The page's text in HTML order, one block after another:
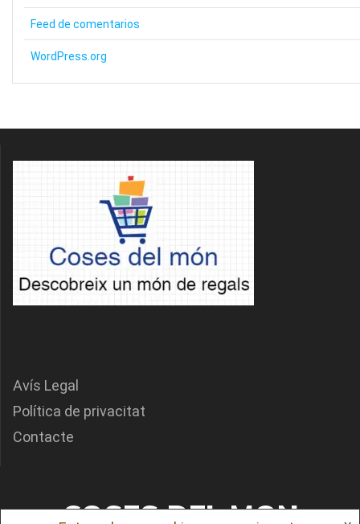
Feed de comentarios
WordPress.org
Avís Legal
Política de privacitat
Contacte
COSES DEL MON